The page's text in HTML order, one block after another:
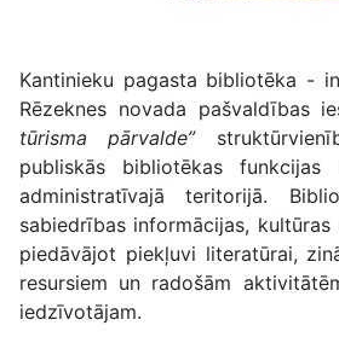
Kantinieku pagasta bibliotēka -
Rēzeknes novada pašvaldības
tūrisma pārvalde”
publiskās bibliotēkas funkcijas
administratīvajā teritorijā.
sabiedrības informācijas,
piedāvājot piekļuvi literatūrai,
resursiem un radošām
iedzīvotājam.